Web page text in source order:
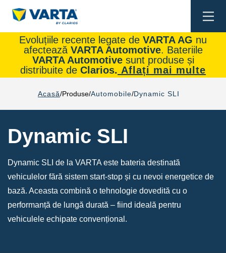
Evoluțiile recente legate de VARTA AG nu
afectează VARTA Automotive. Bateriile
VARTA Automotivesunt produse și
distribuite de Clarios. Aflați mai multe
Acasă Produse Automobile Dynamic SLI
Dynamic SLI
Dynamic SLI de la VARTA este bateria destinată
vehiculelor fără sistem start-stop și cu nevoi energetice de
bază. Aceasta combină o tehnologie dovedită cu o
performanță de lungă durată – fiind ideală pentru
vehiculele echipate convențional.